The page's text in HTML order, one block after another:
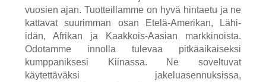
vuosien ajan. Tuotteillamme on hyvä hintaetu ja ne
kattavat suurimman osan Etelä-Amerikan, Lähi-
idän, Afrikan ja Kaakkois-Aasian markkinoista.
Odotamme innolla tulevaa pitkäaikaiseksi
kumppaniksesi Kiinassa. Ne soveltuvat
käytettäväksi jakeluasennuksissa,